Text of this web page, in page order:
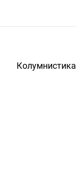
Колумнистика